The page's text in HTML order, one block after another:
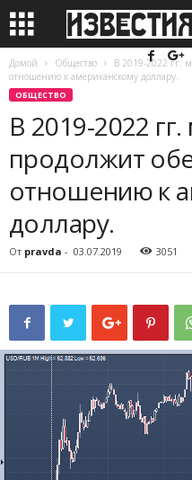
Домой Общество
В 2019-2022 гг.
отношению к американскому доллару.
ОБЩЕСТВО
В 2019-2022
продолжит
отношению к
доллару.
От pravda - 03.07.2019 3051